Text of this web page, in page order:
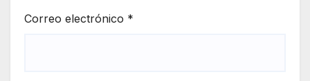
Correo electrónico *